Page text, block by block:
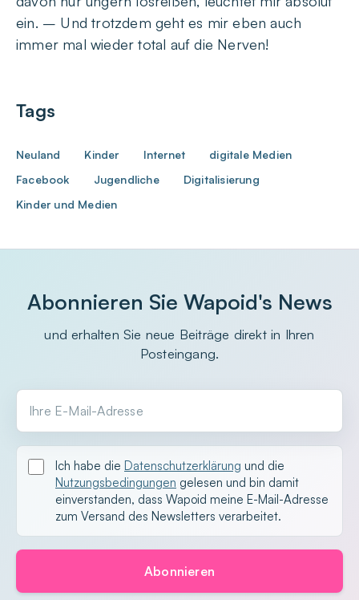
ein. – Und trotzdem geht es mir eben auch
immer mal wieder total auf die Nerven!
Tags
Neuland Kinder Internet
digitale Medien
Facebook
Jugendliche
Digitalisierung
Kinder und Medien
Abonnieren Sie Wapoid's News
und erhalten Sie neue Beiträge direkt in Ihren
Posteingang.
Ihre E-Mail-Adresse
Ich habe die Datenschutzerklärung und die
Nutzungsbedingungen gelesen und bin damit
einverstanden, dass Wapoid meine E-Mail-Adresse
zum Versand des Newsletters verarbeitet.
Abonnieren